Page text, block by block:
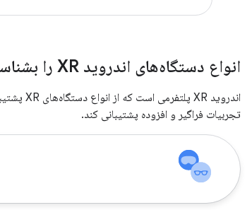
انواع دستگاه‌های اندروید XR را بشناسید
تجربیات فراگیر و افزوده پشتیبانی کند.